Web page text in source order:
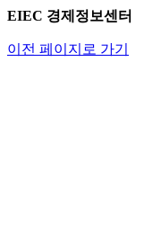
EIEC 경제정보센터
이전 페이지로 가기